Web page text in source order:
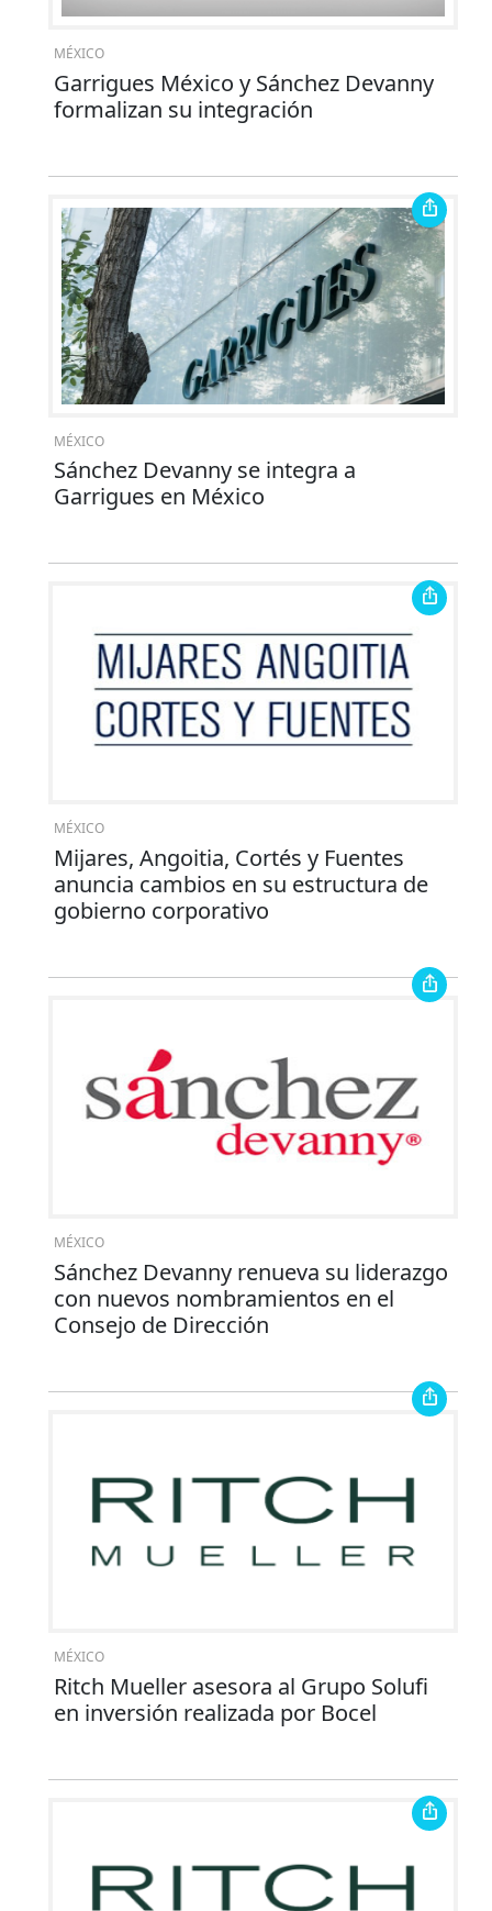
MÉXICO
Garrigues México y Sánchez Devanny
formalizan su integración
MÉXICO
Sánchez Devanny se integra a
Garrigues en México
MÉXICO
Mijares, Angoitia, Cortés y Fuentes
anuncia cambios en su estructura de
gobierno corporativo
MÉXICO
Sánchez Devanny renueva su liderazgo
con nuevos nombramientos en el
Consejo de Dirección
MÉXICO
Ritch Mueller asesora al Grupo Solufi
en inversión realizada por Bocel